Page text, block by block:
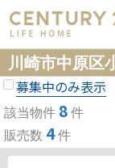
川崎市中原区
募集中のみ表示
該当物件 8 件
販売数 4件